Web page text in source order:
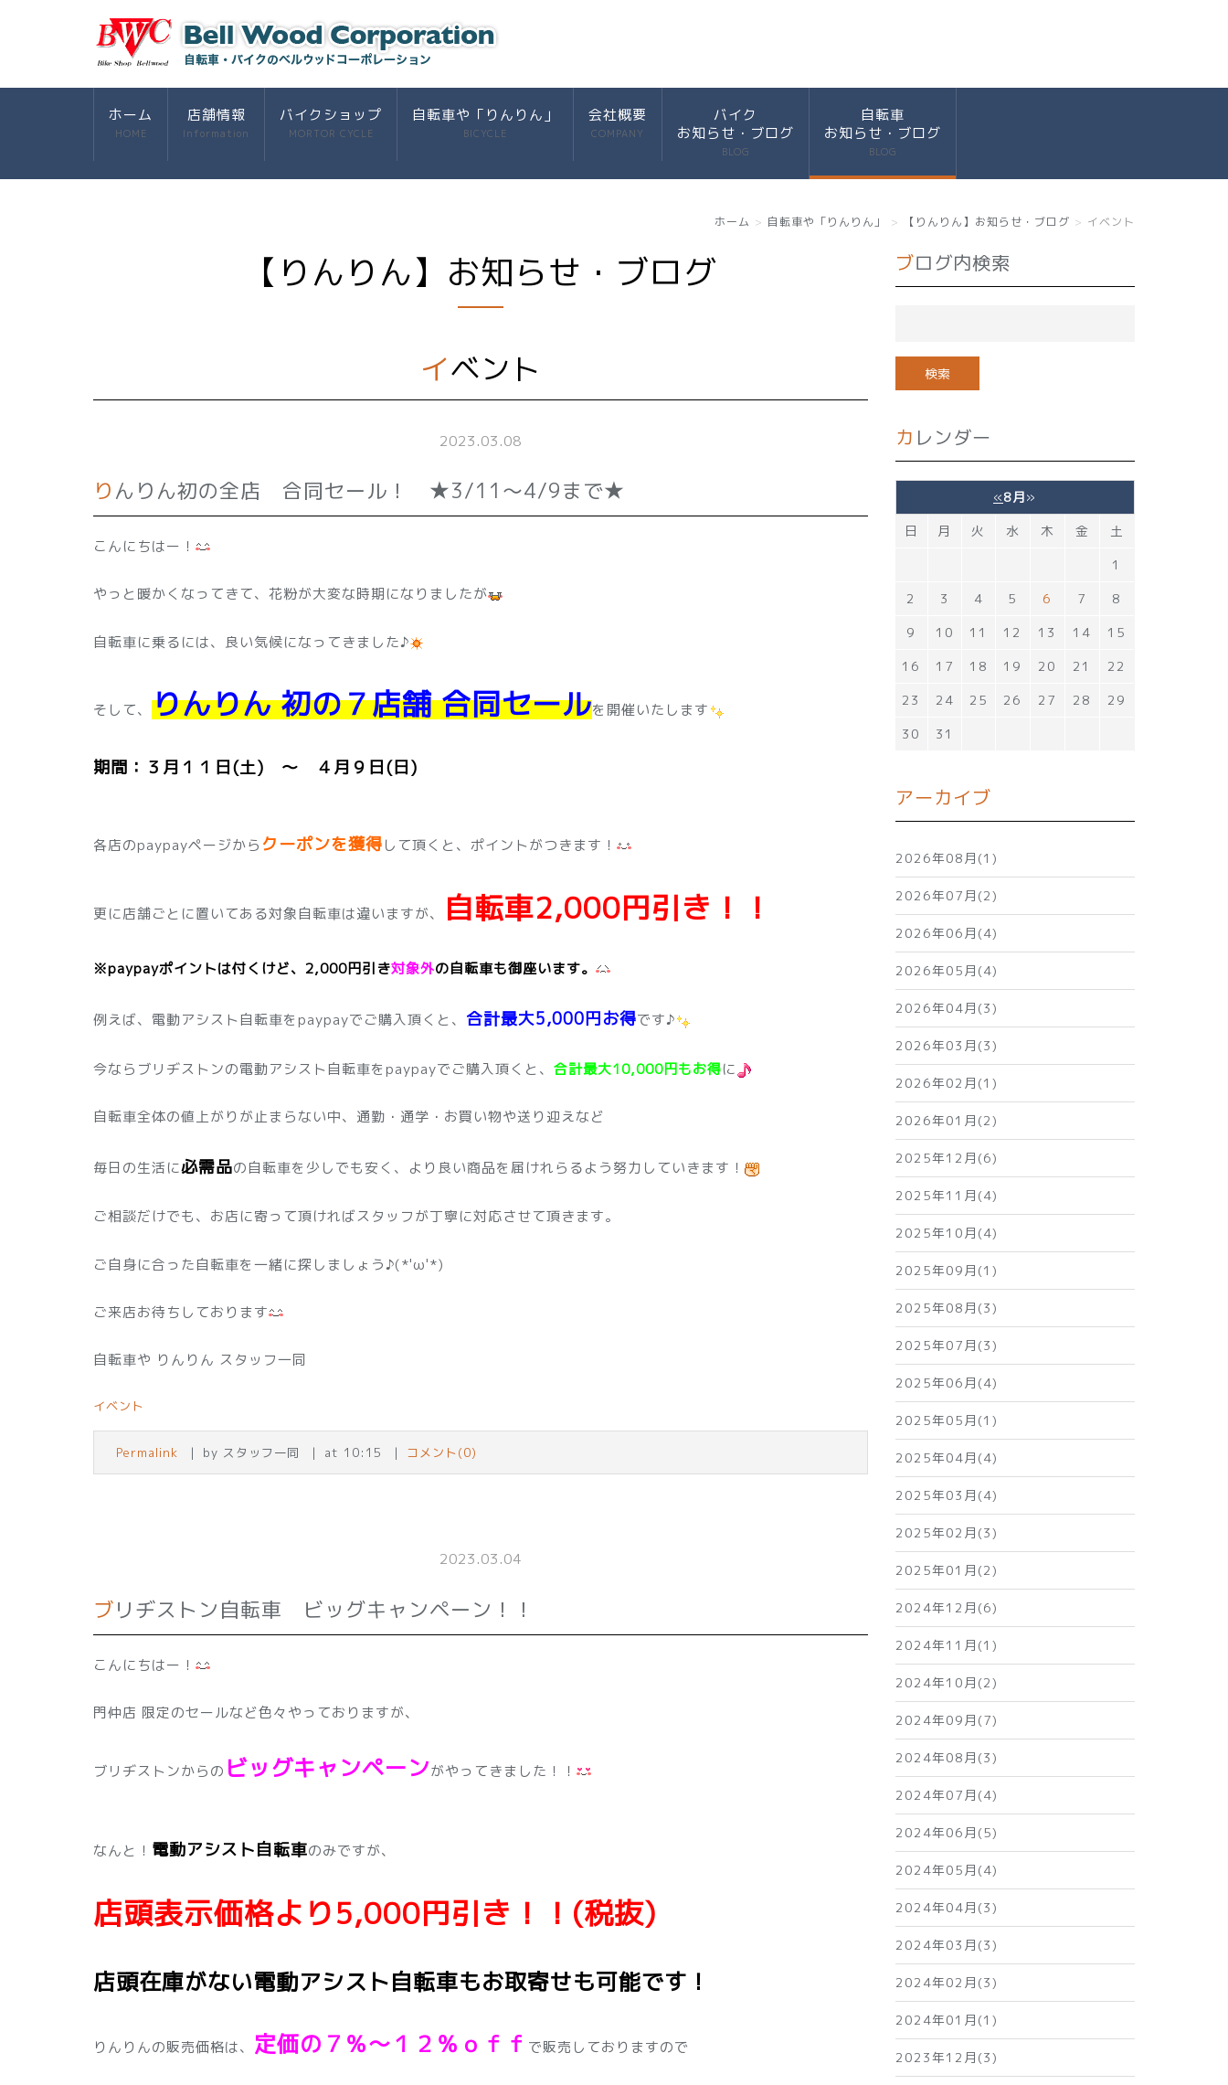
ホーム
HOME
店舗情報
Information
バイクショップ
MORTOR CYCLE
自転車や「りんりん」
BICYCLE
会社概要
COMPANY
バイク
お知らせ・ブログ
BLOG
自転車
お知らせ・ブログ
BLOG
ホーム 自転車や「りんりん」 【りんりん】お知らせ・ブログ イベント
【りんりん】お知らせ・ブログ
イベント
2023.03.08
りんりん初の全店 合同セール！ ★3/11～4/9まで★
こんにちはー！
やっと暖かくなってきて、花粉が大変な時期になりましたが
自転車に乗るには、良い気候になってきました♪
そして、 りんりん 初の７店舗 合同セールを開催いたします
期間：３月１１日(土) ～ ４月９日(日)
各店のpaypayページから クーポンを獲得して頂くと、ポイントがつきます！
更に店舗ごとに置いてある対象自転車は違いますが、 自転車2,000円引き！！
※paypayポイントは付くけど、2,000円引き対象外の自転車も御座います。
例えば、電動アシスト自転車をpaypayでご購入頂くと、 合計最大5,000円お得です♪
今ならブリヂストンの電動アシスト自転車をpaypayでご購入頂くと、 合計最大10,000円もお得に
自転車全体の値上がりが止まらない中、通勤・通学・お買い物や送り迎えなど
毎日の生活に必需品の自転車を少しでも安く、より良い商品を届けれらるよう努力していきます！
ご相談だけでも、お店に寄って頂ければスタッフが丁寧に対応させて頂きます。
ご自身に合った自転車を一緒に探しましょう♪(*'ω'*)
ご来店お待ちしております
自転車や りんりん スタッフ一同
イベント
Permalink by スタッフ一同 at 10:15 コメント(0)
2023.03.04
ブリヂストン自転車 ビッグキャンペーン！！
こんにちはー！
門仲店 限定のセールなど色々やっておりますが、
ブリヂストンからの ビッグキャンペーンがやってきました！！
なんと！ 電動アシスト自転車のみですが、
店頭表示価格より5,000円引き！！(税抜)
店頭在庫がない電動アシスト自転車もお取寄せも可能です！
りんりんの販売価格は、 定価の７％～１２％ｏｆｆ で販売しておりますので
ブログ内検索
カレンダー
«8月»
日
月 火 水 木 金
土
1
2
3 4 5 6 7
8
9
10 11 12 13 14
15
16
17 18 19 20 21
22
23
24 25 26 27 28
29
30
31
アーカイブ
2026年08月(1)
2026年07月(2)
2026年06月(4)
2026年05月(4)
2026年04月(3)
2026年03月(3)
2026年02月(1)
2026年01月(2)
2025年12月(6)
2025年11月(4)
2025年10月(4)
2025年09月(1)
2025年08月(3)
2025年07月(3)
2025年06月(4)
2025年05月(1)
2025年04月(4)
2025年03月(4)
2025年02月(3)
2025年01月(2)
2024年12月(6)
2024年11月(1)
2024年10月(2)
2024年09月(7)
2024年08月(3)
2024年07月(4)
2024年06月(5)
2024年05月(4)
2024年04月(3)
2024年03月(3)
2024年02月(3)
2024年01月(1)
2023年12月(3)